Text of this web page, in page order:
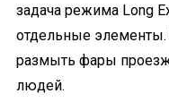
задача режима Long
отдельные
размыть фары
людей.